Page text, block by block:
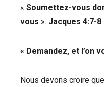
« Soumettez-vous
vous ». Jacques 4:7-8
« Demandez, et l’on
Nous devons croire